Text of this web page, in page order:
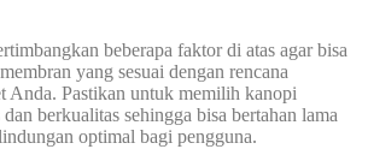
beberapa faktor di atas agar bisa
yang sesuai dengan rencana
Anda. Pastikan untuk memilih kanopi
berkualitas sehingga bisa bertahan lama
optimal bagi pengguna.